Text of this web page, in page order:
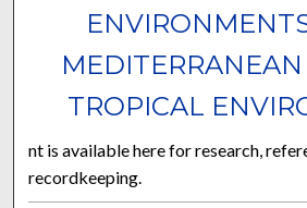
TROPICAL
nt is available here for research,
recordkeeping.